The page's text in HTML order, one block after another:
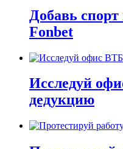
Добавь
Fonbet
Исследуй
дедукцию